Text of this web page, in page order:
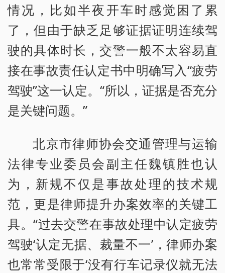
情况，比如半夜开车时感觉困了累
了，但由于缺乏足够证据证明连续驾
驶的具体时长，交警一般不太容易直
接在事故责任认定书中明确写入“疲劳
驾驶”这一认定。“所以，证据是否充分
是关键问题。”
北京市律师协会交通管理与运输
法律专业委员会副主任魏镇胜也认
为，新规不仅是事故处理的技术规
范，更是律师提升办案效率的关键工
具。“过去交警在事故处理中认定疲劳
驾驶‘认定无据、裁量不一’，律师办案
也常常受限于‘没有行车记录仪就无法